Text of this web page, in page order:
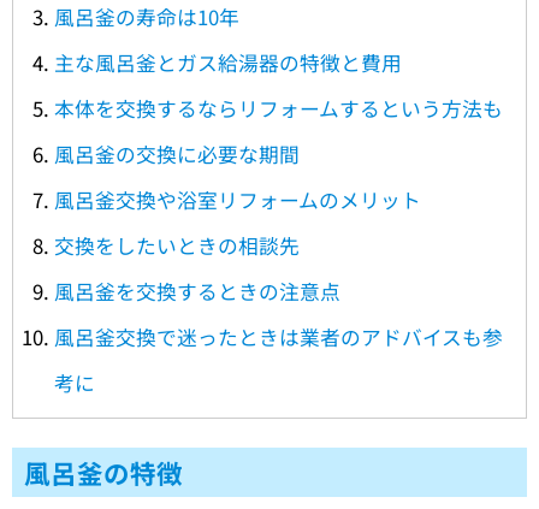
風呂釜の寿命は10年
主な風呂釜とガス給湯器の特徴と費用
本体を交換するならリフォームするという方法も
風呂釜の交換に必要な期間
風呂釜交換や浴室リフォームのメリット
交換をしたいときの相談先
風呂釜を交換するときの注意点
風呂釜交換で迷ったときは業者のアドバイスも参
考に
風呂釜の特徴